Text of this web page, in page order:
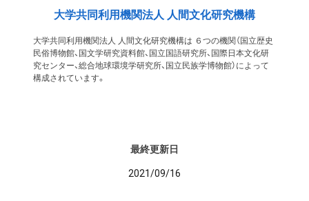
大学共同利用機関法人 人間文化研究機構
大学共同利用機関法人 人間文化研究機構は ６つの機関（国立歴史
民俗博物館、国文学研究資料館、国立国語研究所、国際日本文化研
究センター、総合地球環境学研究所、国立民族学博物館）によって
構成されています。
最終更新日
2021/09/16